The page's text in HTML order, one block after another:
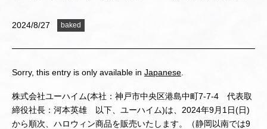
2024/8/27 baked
Sorry, this entry is only available in Japanese
株式会社ユーハイム(本社：神戸市中央区港島中町7-7-4 代表取
締役社長：河本英雄 以下、ユーハイム)は、2024年9月1日(日)
から順次、ハロウィン商品を販売いたします。（静岡以南では9